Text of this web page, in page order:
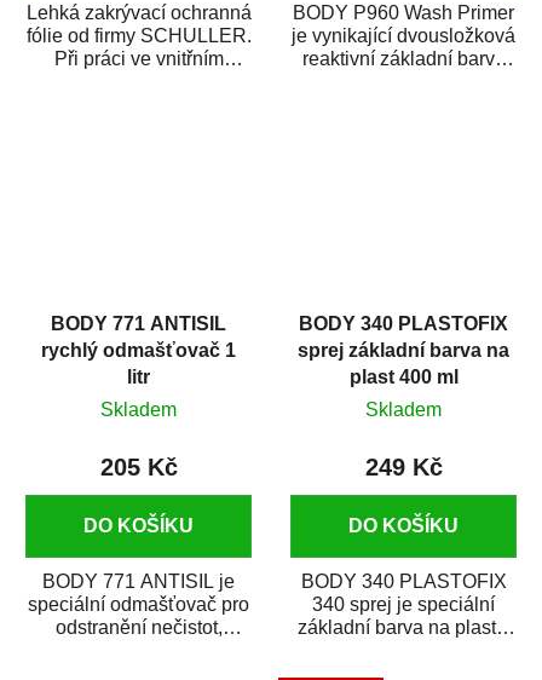
Lehká zakrývací ochranná
fólie od firmy SCHULLER.
Při práci ve vnitřním
BODY P960 Wash Primer
je vynikající dvousložková
reaktivní základní barva
BODY 771 ANTISIL
rychlý odmašťovač 1
litr
Skladem
205 Kč
DO KOŠÍKU
BODY 771 ANTISIL je
speciální odmašťovač pro
odstranění nečistot,
BODY 340 PLASTOFIX
sprej základní barva na
plast 400 ml
Skladem
249 Kč
DO KOŠÍKU
BODY 340 PLASTOFIX
340 sprej je speciální
základní barva na plasty,
vrchních...